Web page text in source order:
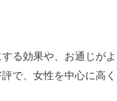
る効果や、お通じがよ
で、女性を中心に高く